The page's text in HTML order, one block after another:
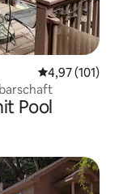
4,97 (101)
Pool